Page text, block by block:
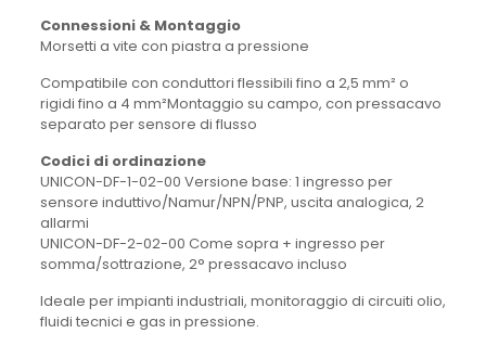
Connessioni & Montaggio
Morsetti a vite con piastra a pressione
Compatibile con conduttori flessibili fino a 2,5 mm² o
rigidi fino a 4 mm²Montaggio su campo, con pressacavo
separato per sensore di flusso
Codici di ordinazione
UNICON-DF-1-02-00 Versione base: 1 ingresso per
sensore induttivo/Namur/NPN/PNP, uscita analogica, 2
allarmi
UNICON-DF-2-02-00 Come sopra + ingresso per
somma/sottrazione, 2° pressacavo incluso
Ideale per impianti industriali, monitoraggio di circuiti olio,
fluidi tecnici e gas in pressione.